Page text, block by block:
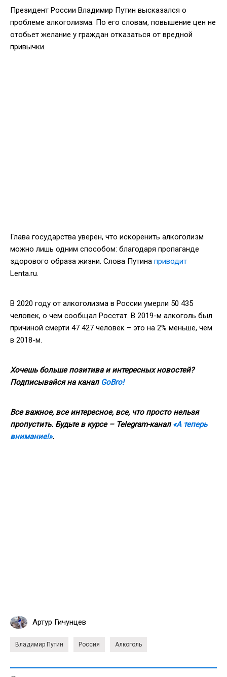
Президент России Владимир Путин высказался о
проблеме алкоголизма. По его словам, повышение цен не
отобьет желание у граждан отказаться от вредной
привычки.
Глава государства уверен, что искоренить алкоголизм
можно лишь одним способом: благодаря пропаганде
здорового образа жизни. Слова Путина приводит
Lenta.ru.
В 2020 году от алкоголизма в России умерли 50 435
человек, о чем сообщал Росстат. В 2019-м алкоголь был
причиной смерти 47 427 человек – это на 2% меньше, чем
в 2018-м.
Хочешь больше позитива и интересных новостей?
Подписывайся на канал GoBro!
Все важное, все интересное, все, что просто нельзя
пропустить. Будьте в курсе – Telegram-канал «А теперь
внимание!».
Артур Гичунцев
Владимир Путин Россия Алкоголь